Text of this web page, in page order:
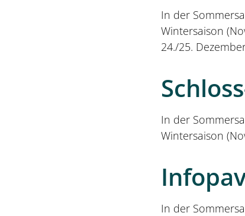
In der
Wintersaison
24./25.
In der
Wintersaison
In der